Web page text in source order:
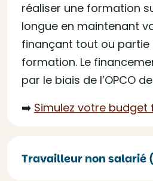
réaliser une formation
longue en maintenant
finançant tout ou partie
formation. Le
par le biais de l’OPCO
➡️ Simulez votre
Travailleur non salarié